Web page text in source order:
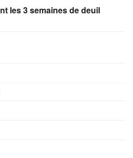
les 3 semaines de deuil